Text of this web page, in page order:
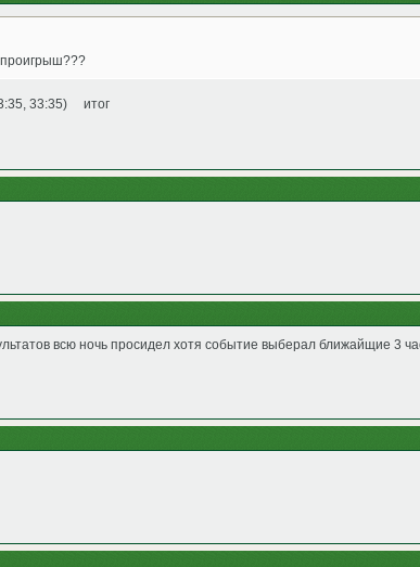
33:35) итог
всю ночь просидел хотя событие выберал ближайщие 3